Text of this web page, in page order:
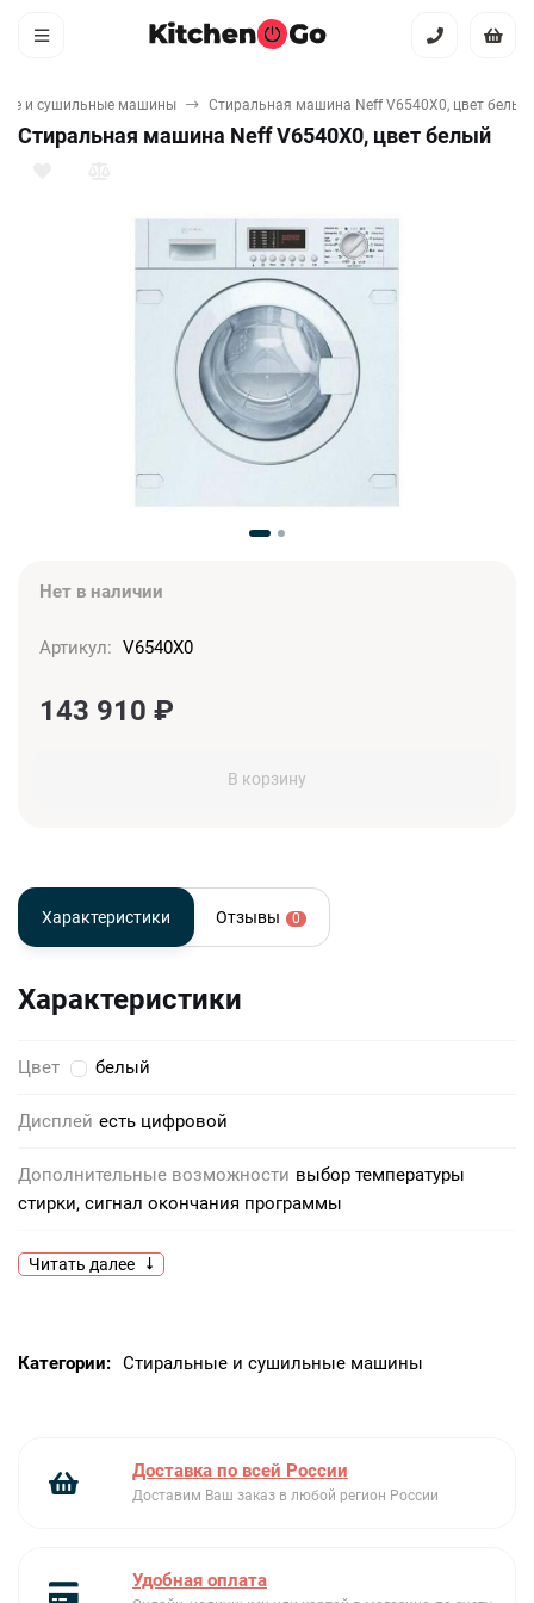
и сушильные машины Стиральная машина Neff V6540X0, цвет белый
Стиральная машина Neff V6540X0, цвет белый
Нет в наличии
Артикул: V6540X0
143 910 ₽
В корзину
Характеристики Отзывы 0
Характеристики
Цвет белый
Дисплей есть цифровой
Дополнительные возможности выбор температуры
стирки, сигнал окончания программы
Глубина, см 58,4
Класс эффективности стирки A
Класс потребления электроэнергии B
Контроль за уровнем пены есть
Читать далее
Категории: Стиральные и сушильные машины
Доставка по всей России
Доставим Ваш заказ в любой регион России
Удобная оплата